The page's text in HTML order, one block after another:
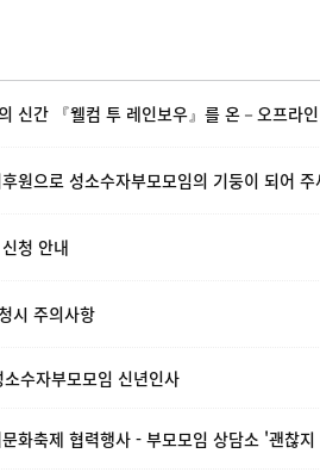
신간 『웰컴 투 레인보우』를 온－오프라
원으로 성소수자부모모임의 기둥이 되어 주
청 안내
시 주의사항
수자부모모임 신년인사
화축제 협력행사 - 부모모임 상담소 '괜찮